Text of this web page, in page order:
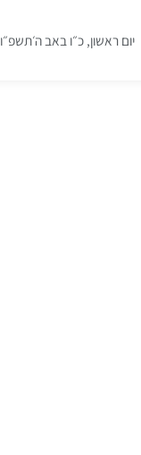
יום ראשון, כ״ו באב ה׳תשפ״ו